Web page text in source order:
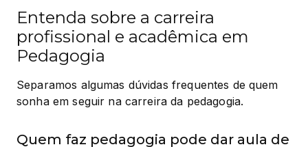
Entenda sobre a carreira
profissional e acadêmica em
Pedagogia
Separamos algumas dúvidas frequentes de quem
sonha em seguir na carreira da pedagogia.
Quem faz pedagogia pode dar aula de